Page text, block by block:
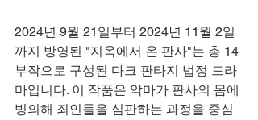
2024년 9월 21일부터 2024년 11월 2일
까지 방영된 "지옥에서 온 판사"는 총 14
부작으로 구성된 다크 판타지 법정 드라
마입니다. 이 작품은 악마가 판사의 몸에
빙의해 죄인들을 심판하는 과정을 중심